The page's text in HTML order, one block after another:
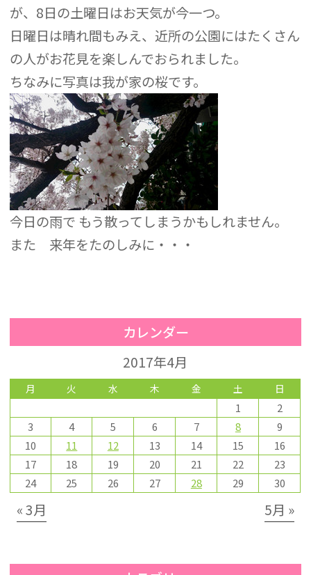
が、8日の土曜日はお天気が今一つ。
日曜日は晴れ間もみえ、近所の公園にはたくさん
の人がお花見を楽しんでおられました。
ちなみに写真は我が家の桜です。
今日の雨で もう散ってしまうかもしれません。
また 来年をたのしみに・・・
カレンダー
2017年4月
月 火 水 木 金 土 日
1
2
3
4 5 6 7 8
9
10
11 12 13 14 15
16
17
18 19 20 21 22
23
24
25 26 27 28 29 30
« 3月 5月 »